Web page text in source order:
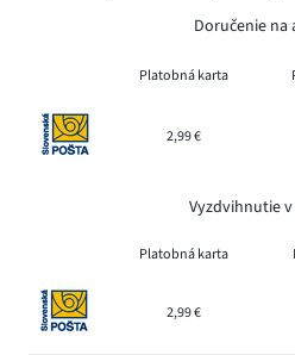
Doručenie na
Platobná karta
2,99 €
Vyzdvihnutie
Platobná karta
2,99 €